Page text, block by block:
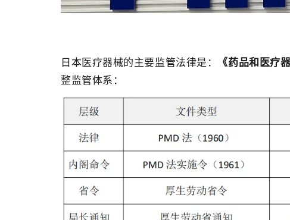
日本医疗器械的主要监管法律是： 《药品和医疗
整监管体系：